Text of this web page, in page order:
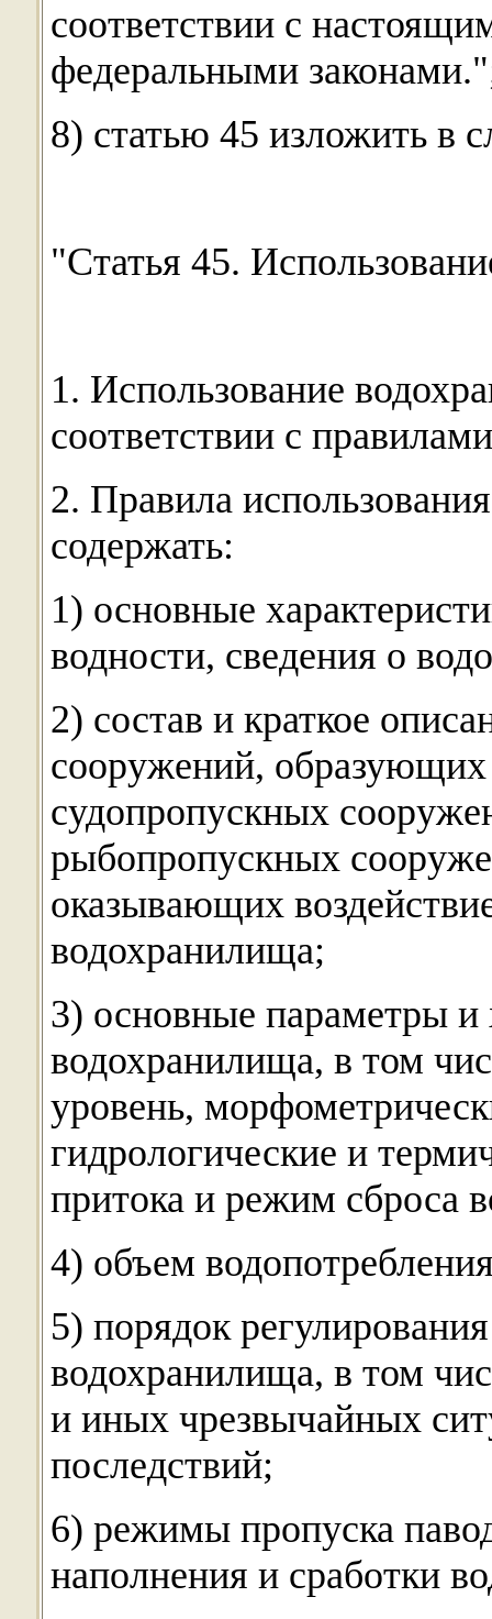
соответствии с
федеральными
8) статью 45 изложить в
"Статья 45.
1. Использование
соответствии с
2. Правила
содержать:
1) основные
водности, сведения о
2) состав и краткое
сооружений,
судопропускных
рыбопропускных
оказывающих
водохранилища;
3) основные параметры и
водохранилища, в том
уровень,
гидрологические и
притока и режим сброса
4) объем
5) порядок
водохранилища, в том
и иных чрезвычайных
последствий;
6) режимы пропуска
наполнения и сработки